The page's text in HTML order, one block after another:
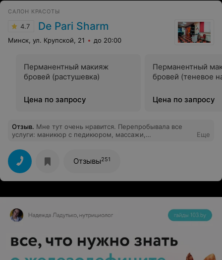
САЛОН КРАСОТЫ
4.7 De Pari Sharm
Минск, ул. Крупской, 21 до 20:00
Перманентный макияж
бровей (растушевка)
Цена по запросу
Перманентный
бровей (теневое
Цена по запросу
Отзыв. Мне тут очень нравится. Перепробывала все
услуги: маникюр с педикюром, массажи,
на высшем уровне. Рекомендую.
Еще
Отзывы251